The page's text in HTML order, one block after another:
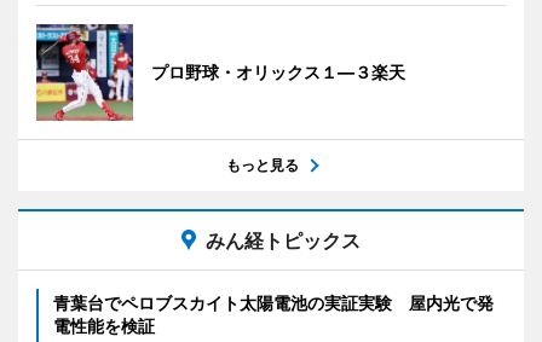
プロ野球・オリックス１―３楽天
もっと見る
みん経トピックス
青葉台でペロブスカイト太陽電池の実証実験 屋内光で発
電性能を検証